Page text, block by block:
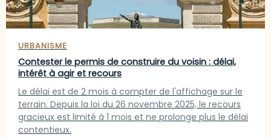
URBANISME
Contester le permis de construire du voisin : délai,
intérêt à agir et recours
Le délai est de 2 mois à compter de l'affichage sur le
terrain. Depuis la loi du 26 novembre 2025, le recours
gracieux est limité à 1 mois et ne prolonge plus le délai
contentieux.